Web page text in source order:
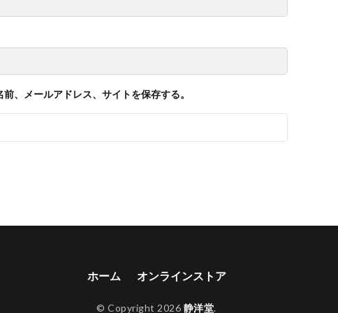
、メールアドレス、サイトを保存する。
ホーム オンラインストア
© Copyright 2026 静洋堂.